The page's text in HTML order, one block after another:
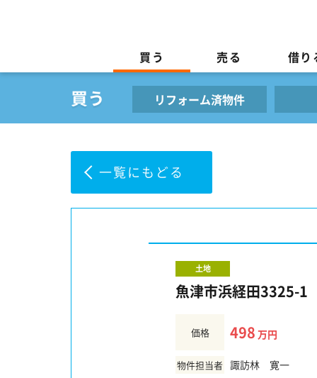
買う 売る 借り
リフォーム済物件
一覧にもどる
土地
魚津市浜経田3325-
価格 498 万円
物件担当者 諏訪林 寛一